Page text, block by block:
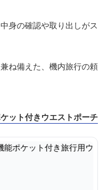
身の確認や取り出しがス
ね備えた、機内旅行の頼
ット付きウエストポーチ